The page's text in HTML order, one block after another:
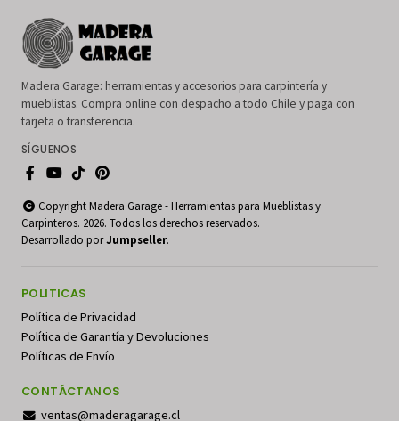
Madera Garage: herramientas y accesorios para carpintería y
mueblistas. Compra online con despacho a todo Chile y paga con
tarjeta o transferencia.
SÍGUENOS
Copyright Madera Garage - Herramientas para Mueblistas y
Carpinteros. 2026. Todos los derechos reservados.
Desarrollado porJumpseller.
POLITICAS
Política de Privacidad
Política de Garantía y Devoluciones
Políticas de Envío
CONTÁCTANOS
ventas@maderagarage.cl